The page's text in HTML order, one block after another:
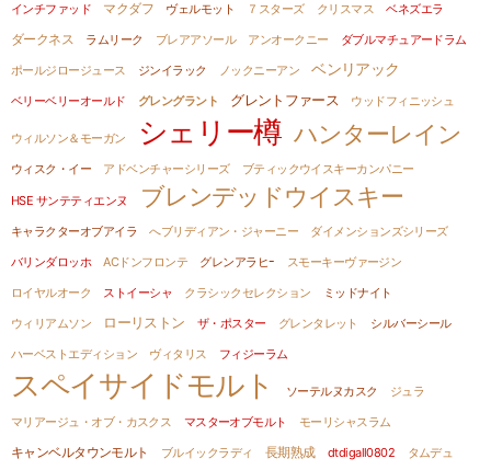
インチファッド マクダフ ヴェルモット ７スターズ クリスマス
ベネズエラ
ダークネス
ラムリーク ブレアアソール アンオークニー
ダブルマチュアードラム
ポールジロージュース
ジンイラック ノックニーアン ベンリアック
ベリーベリーオールド グレングラント グレントファース ウッドフィニッシュ
ウィルソン＆モーガン シェリー樽 ハンターレイン
ウィスク・イー アドベンチャーシリーズ ブティックウイスキーカンパニー
HSE サンテティエンヌ ブレンデッドウイスキー
キャラクターオブアイラ へブリディアン・ジャーニー
ダイメンションズシリーズ
バリンダロッホ
ACドンフロンテ グレンアラヒｰ
スモーキーヴァージン
ロイヤルオーク
ストイーシャ クラシックセレクション
ミッドナイト
ウィリアムソン
ローリストン ザ・ポスター グレンタレット
シルバーシール
ハーベストエディション
ヴィタリス フィジーラム
スペイサイドモルト ソーテルヌカスク
ジュラ
マリアージュ・オブ・カスクス
マスターオブモルト
モーリシャスラム
キャンベルタウンモルト
ブルイックラディ 長期熟成 dtdigall0802
タムデュ